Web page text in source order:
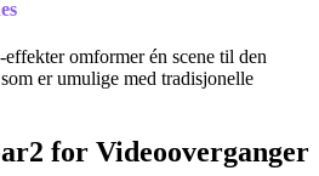
omformer én scene til den
er umulige med tradisjonelle
for Videooverganger